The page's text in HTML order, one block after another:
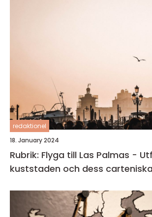
redaktionel
18. January 2024
Rubrik: Flyga till Las Palmas -
kuststaden och dess